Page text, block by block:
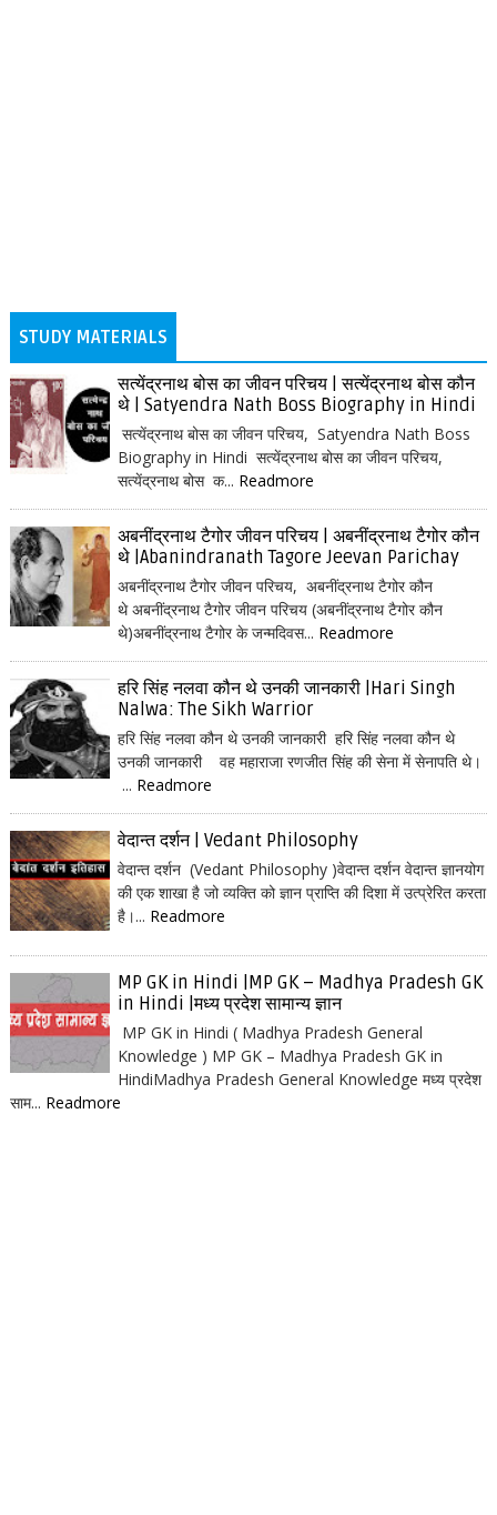
STUDY MATERIALS
सत्येंद्रनाथ बोस का जीवन परिचय | सत्येंद्रनाथ बोस कौन
थे | Satyendra Nath Boss Biography in Hindi
सत्येंद्रनाथ बोस का जीवन परिचय, Satyendra Nath Boss
Biography in Hindi सत्येंद्रनाथ बोस का जीवन परिचय,
सत्येंद्रनाथ बोस क... Readmore
अबनींद्रनाथ टैगोर जीवन परिचय | अबनींद्रनाथ टैगोर कौन
थे |Abanindranath Tagore Jeevan Parichay
अबनींद्रनाथ टैगोर जीवन परिचय, अबनींद्रनाथ टैगोर कौन
थे अबनींद्रनाथ टैगोर जीवन परिचय (अबनींद्रनाथ टैगोर कौन
थे)अबनींद्रनाथ टैगोर के जन्मदिवस... Readmore
हरि सिंह नलवा कौन थे उनकी जानकारी |Hari Singh
Nalwa: The Sikh Warrior
हरि सिंह नलवा कौन थे उनकी जानकारी हरि सिंह नलवा कौन थे
उनकी जानकारी वह महाराजा रणजीत सिंह की सेना में सेनापति थे।
... Readmore
वेदान्त दर्शन | Vedant Philosophy
वेदान्त दर्शन (Vedant Philosophy )वेदान्त दर्शन वेदान्त ज्ञानयोग
की एक शाखा है जो व्यक्ति को ज्ञान प्राप्ति की दिशा में उत्प्रेरित करता
है।... Readmore
MP GK in Hindi |MP GK – Madhya Pradesh GK
in Hindi |मध्य प्रदेश सामान्य ज्ञान
MP GK in Hindi ( Madhya Pradesh General
Knowledge ) MP GK – Madhya Pradesh GK in
HindiMadhya Pradesh General Knowledge मध्य प्रदेश
साम... Readmore